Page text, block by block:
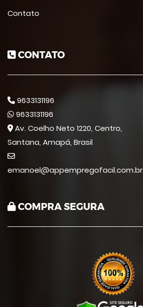
Contato
CONTATO
9633131196
9633131196
Av. Coelho Neto 1220, Centro,
Santana, Amapá, Brasil
emanoel@appempregofacil.com.br
COMPRA SEGURA